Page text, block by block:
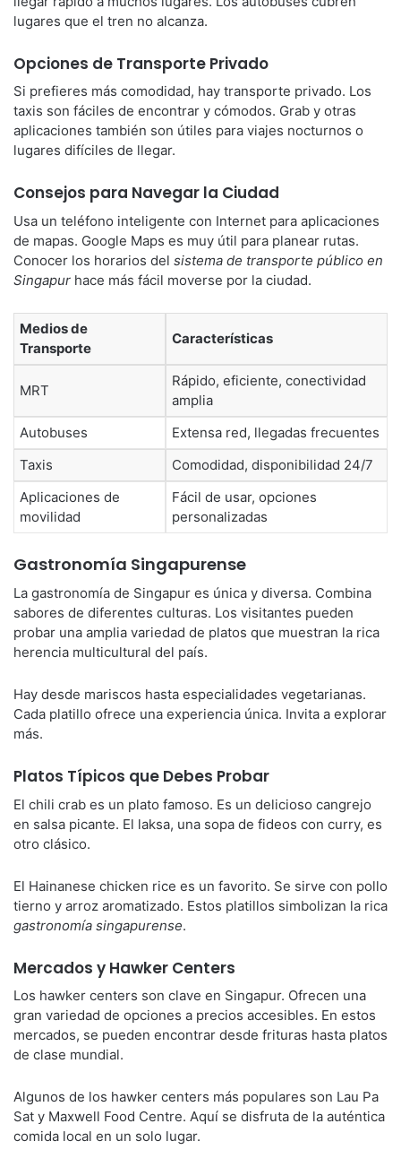
lugares que el tren no alcanza.
Opciones de Transporte Privado
Si prefieres más comodidad, hay transporte privado. Los
taxis son fáciles de encontrar y cómodos. Grab y otras
aplicaciones también son útiles para viajes nocturnos o
lugares difíciles de llegar.
Consejos para Navegar la Ciudad
Usa un teléfono inteligente con Internet para aplicaciones
de mapas. Google Maps es muy útil para planear rutas.
Conocer los horarios del sistema de transporte público en
Singapur hace más fácil moverse por la ciudad.
Medios de
Transporte
Características
MRT
Rápido, eficiente, conectividad
amplia
Autobuses
Extensa red, llegadas frecuentes
Taxis
Comodidad, disponibilidad 24/7
Aplicaciones de
movilidad
Fácil de usar, opciones
personalizadas
Gastronomía Singapurense
La gastronomía de Singapur es única y diversa. Combina
sabores de diferentes culturas. Los visitantes pueden
probar una amplia variedad de platos que muestran la rica
herencia multicultural del país.
Hay desde mariscos hasta especialidades vegetarianas.
Cada platillo ofrece una experiencia única. Invita a explorar
más.
Platos Típicos que Debes Probar
El chili crab es un plato famoso. Es un delicioso cangrejo
en salsa picante. El laksa, una sopa de fideos con curry, es
otro clásico.
El Hainanese chicken rice es un favorito. Se sirve con pollo
tierno y arroz aromatizado. Estos platillos simbolizan la rica
gastronomía singapurense.
Mercados y Hawker Centers
Los hawker centers son clave en Singapur. Ofrecen una
gran variedad de opciones a precios accesibles. En estos
mercados, se pueden encontrar desde frituras hasta platos
de clase mundial.
Algunos de los hawker centers más populares son Lau Pa
Sat y Maxwell Food Centre. Aquí se disfruta de la auténtica
comida local en un solo lugar.